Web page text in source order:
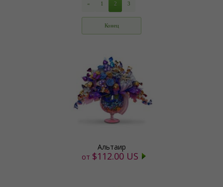
« 1 2 3
Конец
Альтаир
от $112.00 US